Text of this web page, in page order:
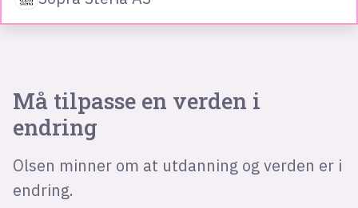
Må tilpasse en verden i
endring
Olsen minner om at utdanning og verden er i
endring.